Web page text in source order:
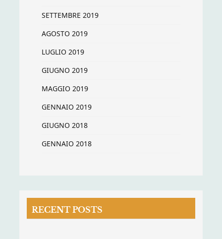
SETTEMBRE 2019
AGOSTO 2019
LUGLIO 2019
GIUGNO 2019
MAGGIO 2019
GENNAIO 2019
GIUGNO 2018
GENNAIO 2018
RECENT POSTS